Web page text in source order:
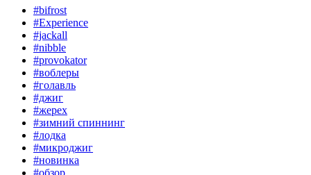
#bifrost
#Experience
#jackall
#nibble
#provokator
#воблеры
#голавль
#джиг
#жерех
#зимний спиннинг
#лодка
#микроджиг
#новинка
#обзор